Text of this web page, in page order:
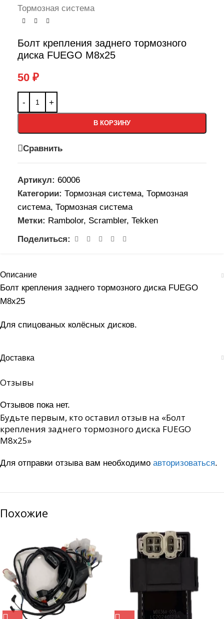
Тормозная система
Болт крепления заднего тормозного
диска FUEGO М8х25
50 ₽
В КОРЗИНУ
Сравнить
Артикул: 60006
Категории: Тормозная система, Тормозная
система, Тормозная система
Метки: Rambolor, Scrambler, Tekken
Поделиться:
Описание
Болт крепления заднего тормозного диска FUEGO
М8х25
Для спицованых колёсных дисков.
Доставка
Отзывы
Отзывов пока нет.
Будьте первым, кто оставил отзыв на «Болт
крепления заднего тормозного диска FUEGO
М8х25»
Для отправки отзыва вам необходимо авторизоваться.
Похожие